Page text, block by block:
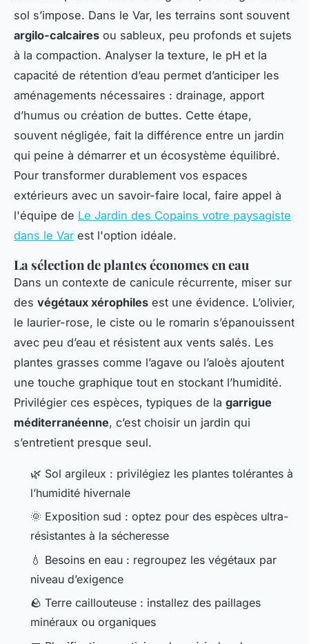
sol s’impose. Dans le Var, les terrains sont souvent
argilo-calcaires ou sableux, peu profonds et sujets
à la compaction. Analyser la texture, le pH et la
capacité de rétention d’eau permet d’anticiper les
aménagements nécessaires : drainage, apport
d’humus ou création de buttes. Cette étape,
souvent négligée, fait la différence entre un jardin
qui peine à démarrer et un écosystème équilibré.
Pour transformer durablement vos espaces
extérieurs avec un savoir-faire local, faire appel à
l'équipe de Le Jardin des Copains votre paysagiste
dans le Var est l'option idéale.
La sélection de plantes économes en eau
Dans un contexte de canicule récurrente, miser sur
des végétaux xérophiles est une évidence. L’olivier,
le laurier-rose, le ciste ou le romarin s’épanouissent
avec peu d’eau et résistent aux vents salés. Les
plantes grasses comme l’agave ou l’aloès ajoutent
une touche graphique tout en stockant l’humidité.
Privilégier ces espèces, typiques de la garrigue
méditerranéenne, c’est choisir un jardin qui
s’entretient presque seul.
🌿 Sol argileux : privilégiez les plantes tolérantes à
l’humidité hivernale
🌞 Exposition sud : optez pour des espèces ultra-
résistantes à la sécheresse
💧 Besoins en eau : regroupez les végétaux par
niveau d’exigence
🪨 Terre caillouteuse : installez des paillages
minéraux ou organiques